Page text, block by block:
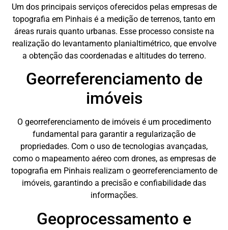
Um dos principais serviços oferecidos pelas empresas de
topografia em Pinhais é a medição de terrenos, tanto em
áreas rurais quanto urbanas. Esse processo consiste na
realização do levantamento planialtimétrico, que envolve
a obtenção das coordenadas e altitudes do terreno.
Georreferenciamento de
imóveis
O georreferenciamento de imóveis é um procedimento
fundamental para garantir a regularização de
propriedades. Com o uso de tecnologias avançadas,
como o mapeamento aéreo com drones, as empresas de
topografia em Pinhais realizam o georreferenciamento de
imóveis, garantindo a precisão e confiabilidade das
informações.
Geoprocessamento e